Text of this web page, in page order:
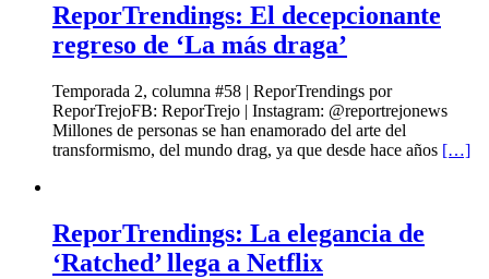
ReporTrendings: El decepcionante
regreso de ‘La más draga’
Temporada 2, columna #58 | ReporTrendings por
ReporTrejoFB: ReporTrejo | Instagram: @reportrejonews
Millones de personas se han enamorado del arte del
transformismo, del mundo drag, ya que desde hace años […]
ReporTrendings: La elegancia de
‘Ratched’ llega a Netflix